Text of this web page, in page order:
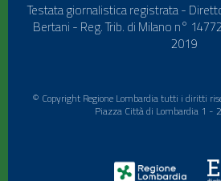
Testata giornalistica registrata -
Bertani - Reg. Trib. di Milano n°
2019
© Copyright Regione Lombardia tutti i diritti
Piazza Città di Lombardia 1 -